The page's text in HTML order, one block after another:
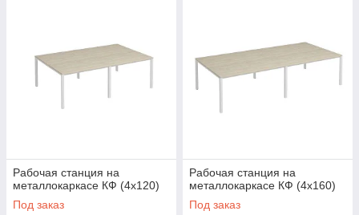
Рабочая станция на
металлокаркасе КФ (4х120)
Под заказ
Рабочая станция на
металлокаркасе КФ (4х160)
Под заказ